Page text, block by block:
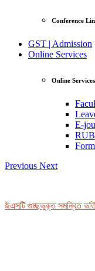
Conference
GST | Admission
Online Services
Online Services
E-
Previous Next
গুচ্ছভুক্ত সমন্বিত ভর্তি